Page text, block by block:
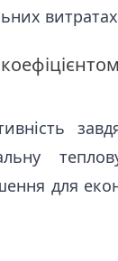
витратах
для